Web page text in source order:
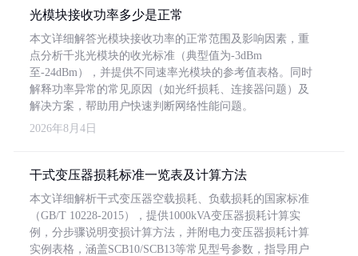
光模块接收功率多少是正常
本文详细解答光模块接收功率的正常范围及影响因素，重
点分析千兆光模块的收光标准（典型值为-3dBm
至-24dBm），并提供不同速率光模块的参考值表格。同时
解释功率异常的常见原因（如光纤损耗、连接器问题）及
解决方案，帮助用户快速判断网络性能问题。
2026年8月4日
干式变压器损耗标准一览表及计算方法
本文详细解析干式变压器空载损耗、负载损耗的国家标准
（GB/T 10228-2015），提供1000kVA变压器损耗计算实
例，分步骤说明变损计算方法，并附电力变压器损耗计算
实例表格，涵盖SCB10/SCB13等常见型号参数，指导用户